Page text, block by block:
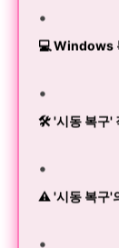
💻 Windows
🛠️ '시동 복구'
⚠️ '시동 복구'